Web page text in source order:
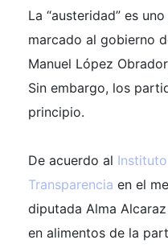
La “austeridad” es
marcado al gobierno
Manuel López
Sin embargo, los
principio.
De acuerdo al
Transparencia en el
diputada Alma
en alimentos de la